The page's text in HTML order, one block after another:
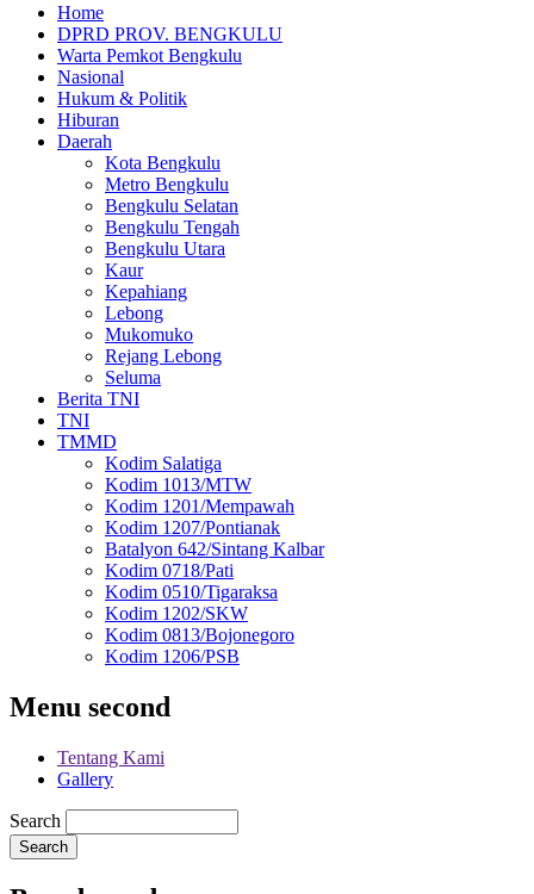
Home
DPRD PROV. BENGKULU
Warta Pemkot Bengkulu
Nasional
Hukum & Politik
Hiburan
Daerah
Kota Bengkulu
Metro Bengkulu
Bengkulu Selatan
Bengkulu Tengah
Bengkulu Utara
Kaur
Kepahiang
Lebong
Mukomuko
Rejang Lebong
Seluma
Berita TNI
TNI
TMMD
Kodim Salatiga
Kodim 1013/MTW
Kodim 1201/Mempawah
Kodim 1207/Pontianak
Batalyon 642/Sintang Kalbar
Kodim 0718/Pati
Kodim 0510/Tigaraksa
Kodim 1202/SKW
Kodim 0813/Bojonegoro
Kodim 1206/PSB
Menu second
Tentang Kami
Gallery
Search